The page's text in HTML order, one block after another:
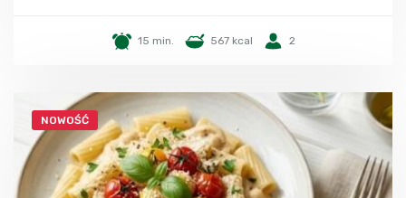
15 min. 567 kcal 2
NOWOŚĆ